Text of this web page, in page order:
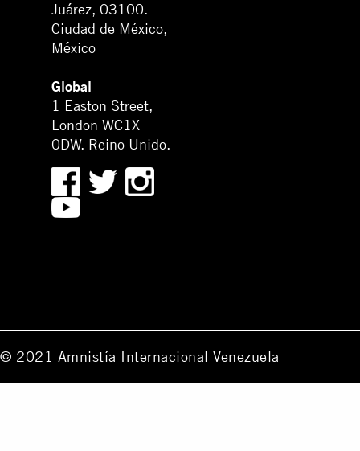
Juárez, 03100.
Ciudad de México,
México
Global
1 Easton Street,
London WC1X
0DW. Reino Unido.
© 2021 Amnistía Internacional Venezuela